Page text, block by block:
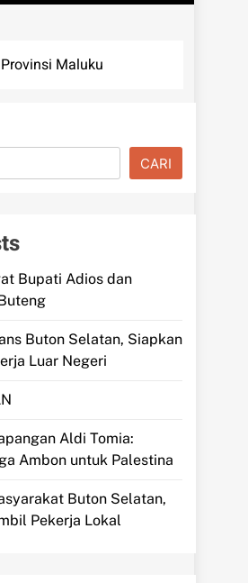
Maluku
CARI
Bupati Adios dan
Buton Selatan, Siapkan
Luar Negeri
Aldi Tomia:
Ambon untuk Palestina
Buton Selatan,
Pekerja Lokal